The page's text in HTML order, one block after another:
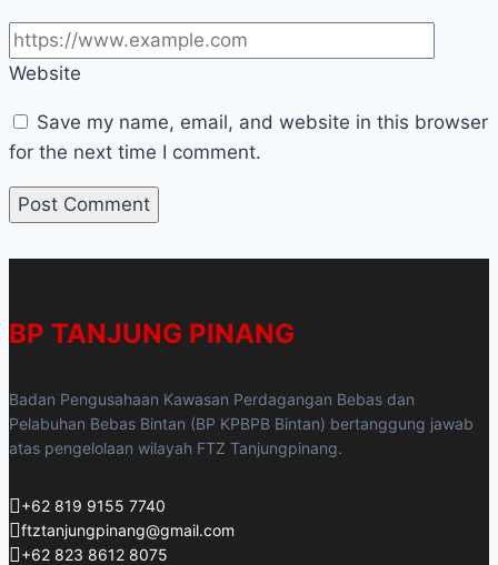
Website
Save my name, email, and website in this browser
for the next time I comment.
BP TANJUNG PINANG
Badan Pengusahaan Kawasan Perdagangan Bebas dan
Pelabuhan Bebas Bintan (BP KPBPB Bintan) bertanggung jawab
atas pengelolaan wilayah FTZ Tanjungpinang.
+62 819 9155 7740
ftztanjungpinang@gmail.com
+62 823 8612 8075